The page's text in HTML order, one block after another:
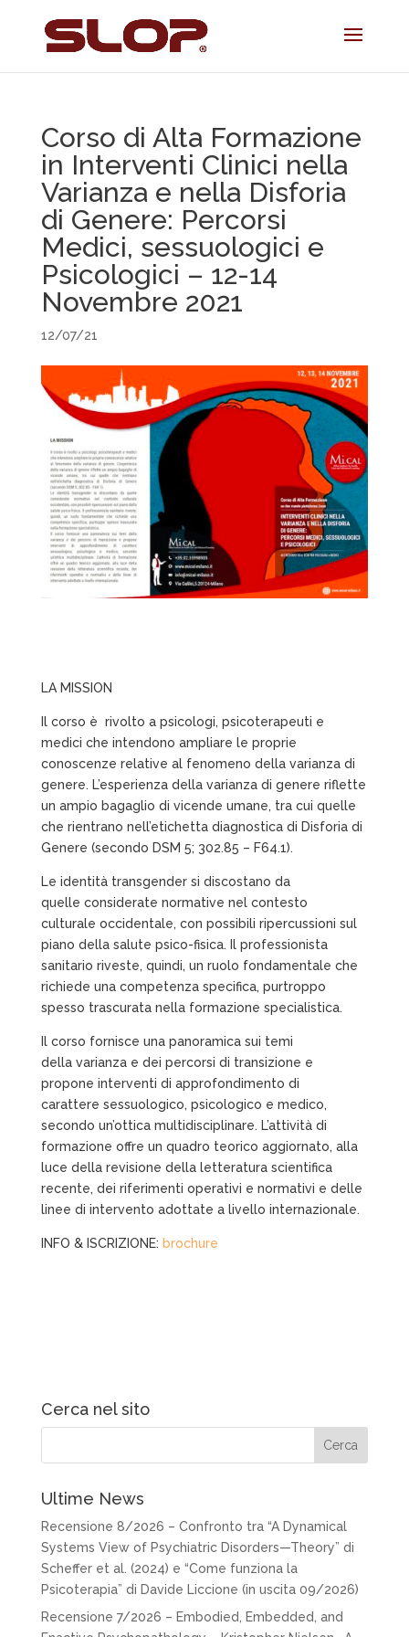
Corso di Alta Formazione
in Interventi Clinici nella
Varianza e nella Disforia
di Genere: Percorsi
Medici, sessuologici e
Psicologici – 12-14
Novembre 2021
12/07/21
LA MISSION
Il corso è rivolto a psicologi, psicoterapeuti e
medici che intendono ampliare le proprie
conoscenze relative al fenomeno della varianza di
genere. L’esperienza della varianza di genere riflette
un ampio bagaglio di vicende umane, tra cui quelle
che rientrano nell’etichetta diagnostica di Disforia di
Genere (secondo DSM 5; 302.85 – F64.1).
Le identità transgender si discostano da
quelle considerate normative nel contesto
culturale occidentale, con possibili ripercussioni sul
piano della salute psico-fisica. Il professionista
sanitario riveste, quindi, un ruolo fondamentale che
richiede una competenza specifica, purtroppo
spesso trascurata nella formazione specialistica.
Il corso fornisce una panoramica sui temi
della varianza e dei percorsi di transizione e
propone interventi di approfondimento di
carattere sessuologico, psicologico e medico,
secondo un’ottica multidisciplinare. L’attività di
formazione offre un quadro teorico aggiornato, alla
luce della revisione della letteratura scientifica
recente, dei riferimenti operativi e normativi e delle
linee di intervento adottate a livello internazionale.
INFO & ISCRIZIONE: brochure
Cerca nel sito
Ultime News
Recensione 8/2026 – Confronto tra “A Dynamical
Systems View of Psychiatric Disorders—Theory” di
Scheffer et al. (2024) e “Come funziona la
Psicoterapia” di Davide Liccione (in uscita 09/2026)
Recensione 7/2026 – Embodied, Embedded, and